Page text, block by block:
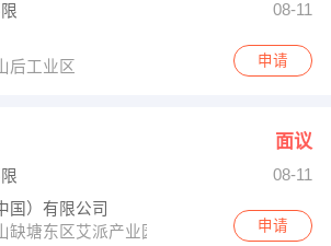
08-11
后工业区
申请
面议
08-11
国）有限公司
缺塘东区艾派产业园
申请